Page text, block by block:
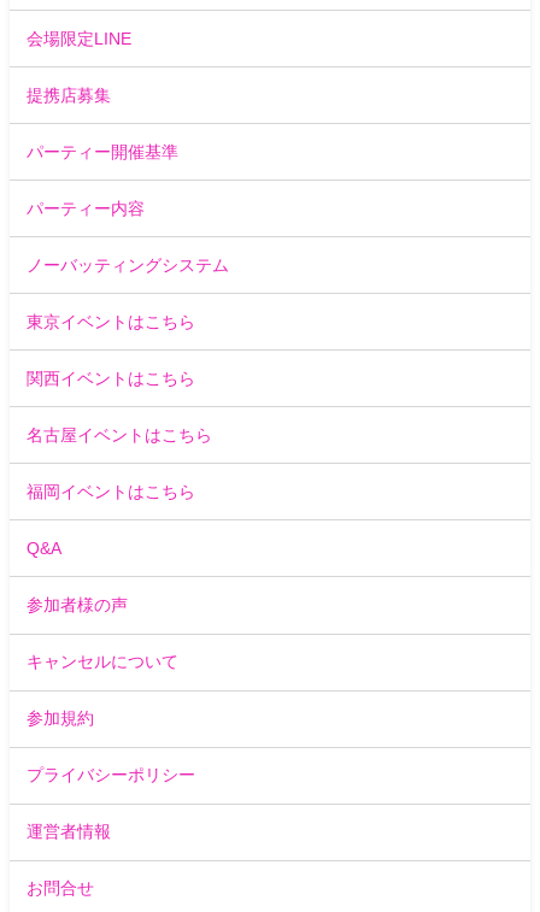
会場限定LINE
提携店募集
パーティー開催基準
パーティー内容
ノーバッティングシステム
東京イベントはこちら
関西イベントはこちら
名古屋イベントはこちら
福岡イベントはこちら
Q&A
参加者様の声
キャンセルについて
参加規約
プライバシーポリシー
運営者情報
お問合せ